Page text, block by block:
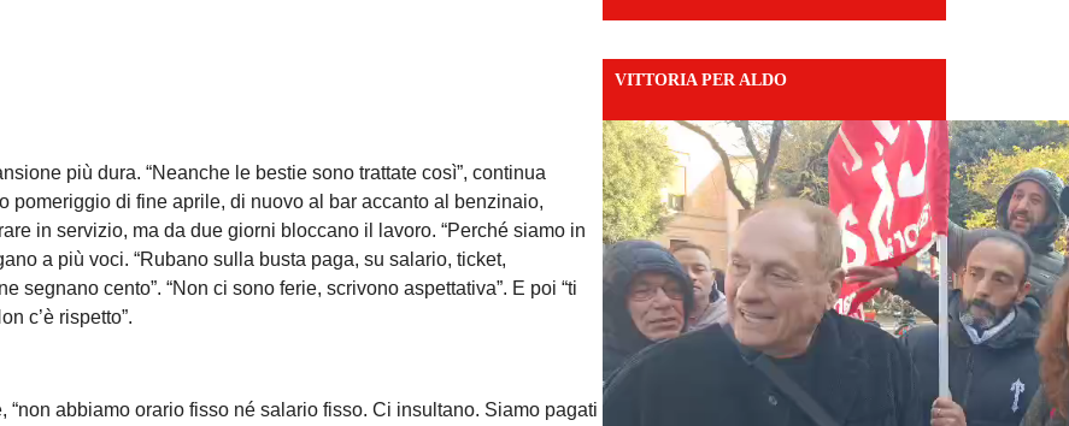
più dura. “Neanche le bestie sono trattate così”, continua
pomeriggio di fine aprile, di nuovo al bar accanto al benzinaio,
in servizio, ma da due giorni bloccano il lavoro. “Perché siamo in
a più voci. “Rubano sulla busta paga, su salario, ticket,
segnano cento”. “Non ci sono ferie, scrivono aspettativa”. E poi “ti
c’è rispetto”.
“non abbiamo orario fisso né salario fisso. Ci insultano. Siamo pagati
VITTORIA PER ALDO